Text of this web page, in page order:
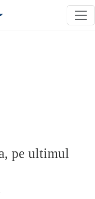
pe ultimul